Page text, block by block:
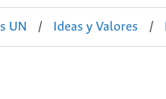
UN / Ideas y Valores /